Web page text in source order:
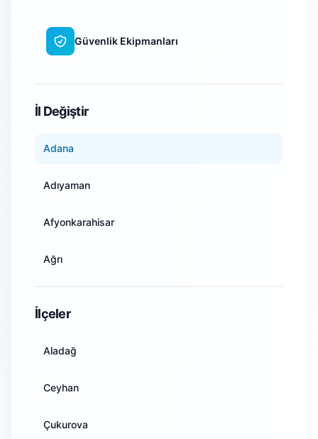
Güvenlik Ekipmanları
İl Değiştir
Adana
Adıyaman
Afyonkarahisar
Ağrı
İlçeler
Aladağ
Ceyhan
Çukurova